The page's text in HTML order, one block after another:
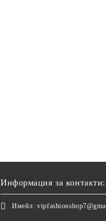
Информация за контакти:
Имейл: